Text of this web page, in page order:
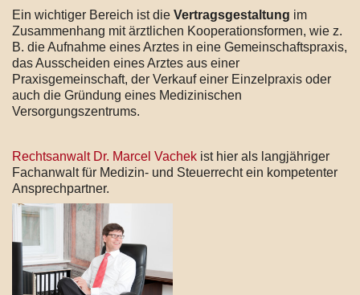
Ein wichtiger Bereich ist die Vertragsgestaltung im
Zusammenhang mit ärztlichen Kooperationsformen, wie z.
B. die Aufnahme eines Arztes in eine Gemeinschaftspraxis,
das Ausscheiden eines Arztes aus einer
Praxisgemeinschaft, der Verkauf einer Einzelpraxis oder
auch die Gründung eines Medizinischen
Versorgungszentrums.
Rechtsanwalt Dr. Marcel Vachek ist hier als langjähriger
Fachanwalt für Medizin- und Steuerrecht ein kompetenter
Ansprechpartner.